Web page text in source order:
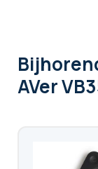
AVer